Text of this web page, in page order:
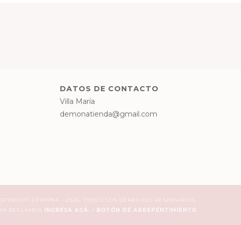
DATOS DE CONTACTO
Villa María
demonatienda@gmail.com
DÉMONA - 2026. TODOS LOS DERECHOS RESERVADOS.
RECLAMOS
INGRESÁ ACÁ. BOTÓN DE ARREPENTIMIENTO